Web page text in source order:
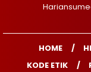
HOME
KODE ETIK